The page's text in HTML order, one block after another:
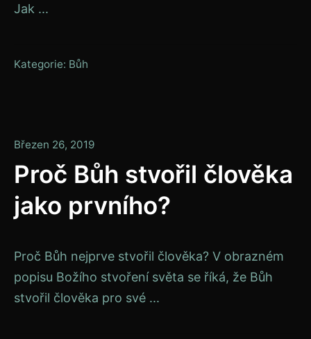
Jak ...
Kategorie: Bůh
Březen 26, 2019
13,
2020
Proč Bůh stvořil člověka
jako prvního?
Proč Bůh nejprve stvořil člověka? V obrazném
popisu Božího stvoření světa se říká, že Bůh
stvořil člověka pro své ...